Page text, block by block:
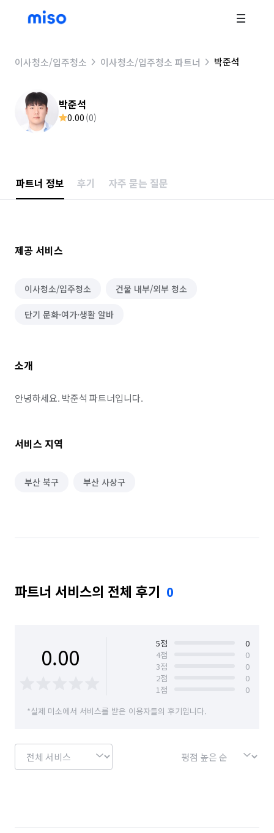
이사청소/입주청소 이사청소/입주청소 파트너 박준석
박준석
0.00 (0)
파트너 정보 후기 자주 묻는 질문
제공 서비스
이사청소/입주청소 건물 내부/외부 청소
단기 문화·여가·생활 알바
소개
안녕하세요. 박준석 파트너입니다.
서비스 지역
부산 북구 부산 사상구
파트너 서비스의 전체 후기 0
0.00 5점
0
4점
0
3점
0
2점
0
1점
0
*실제 미소에서 서비스를 받은 이용자들의 후기입니다.